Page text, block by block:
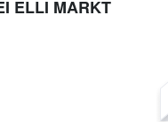
ELLI MARKT